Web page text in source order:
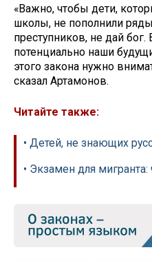
«Важно, чтобы дети,
школы, не пополнили
преступников, не дай
потенциально наши
этого закона нужно
сказал Артамонов.
Читайте также:
• Детей, не знающих
• Экзамен для